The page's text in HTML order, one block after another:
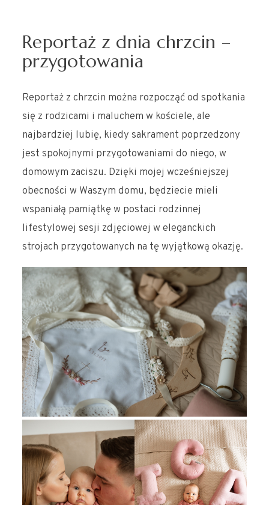
Reportaż z dnia chrzcin –
przygotowania
Reportaż z chrzcin można rozpocząć od spotkania
się z rodzicami i maluchem w kościele, ale
najbardziej lubię, kiedy sakrament poprzedzony
jest spokojnymi przygotowaniami do niego, w
domowym zaciszu. Dzięki mojej wcześniejszej
obecności w Waszym domu, będziecie mieli
wspaniałą pamiątkę w postaci rodzinnej
lifestylowej sesji zdjęciowej w eleganckich
strojach przygotowanych na tę wyjątkową okazję.